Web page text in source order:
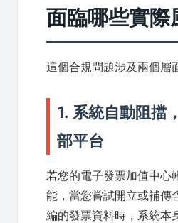
面臨哪些實際
這個合規問題涉及兩個層
1. 系統自動阻擋
部平台
若您的電子發票加值中心
能，當您嘗試開立或補
編的發票資料時，系統本